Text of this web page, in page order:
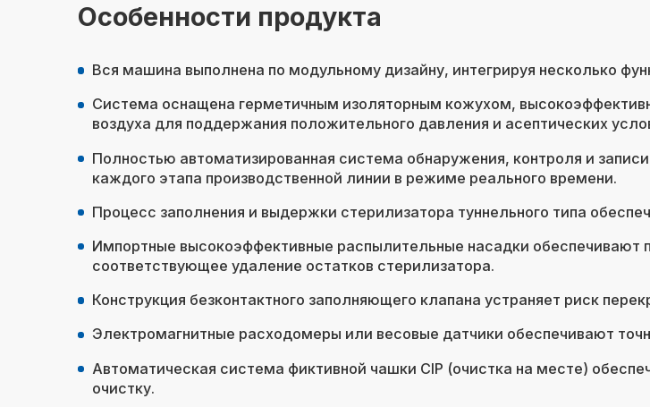
Особенности продукта
Вся машина выполнена по модульному дизайну, интегрируя несколько
Система оснащена герметичным изоляторным кожухом,
воздуха для поддержания положительного давления и асептических
Полностью автоматизированная система обнаружения, контроля и
каждого этапа производственной линии в режиме реального времени.
Процесс заполнения и выдержки стерилизатора туннельного типа
Импортные высокоэффективные распылительные насадки обеспечивают
соответствующее удаление остатков стерилизатора.
Конструкция безконтактного заполняющего клапана устраняет риск
Электромагнитные расходомеры или весовые датчики обеспечивают
Автоматическая система фиктивной чашки CIP (очистка на месте)
очистку.